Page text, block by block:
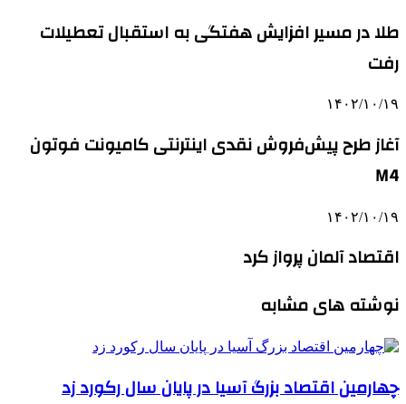
طلا در مسیر افزایش هفتگی به استقبال تعطیلات
رفت
۱۴۰۲/۱۰/۱۹
آغاز طرح پیش‌فروش نقدی اینترنتی کامیونت فوتون
M4
۱۴۰۲/۱۰/۱۹
اقتصاد آلمان پرواز کرد
نوشته های مشابه
چهارمین اقتصاد بزرگ آسیا در پایان سال رکورد زد